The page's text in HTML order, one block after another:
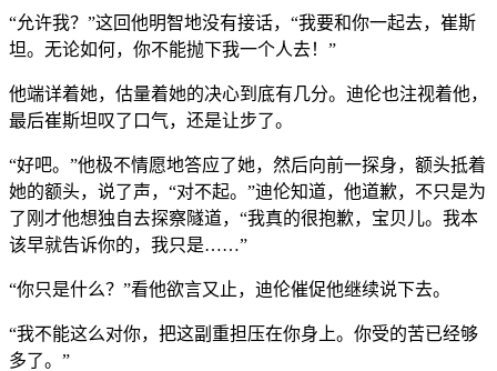
“允许我？”这回他明智地没有接话，“我要和你一起去，崔斯
坦。无论如何，你不能抛下我一个人去！”
他端详着她，估量着她的决心到底有几分。迪伦也注视着他，
最后崔斯坦叹了口气，还是让步了。
“好吧。”他极不情愿地答应了她，然后向前一探身，额头抵着
她的额头，说了声，“对不起。”迪伦知道，他道歉，不只是为
了刚才他想独自去探察隧道，“我真的很抱歉，宝贝儿。我本
该早就告诉你的，我只是……”
“你只是什么？”看他欲言又止，迪伦催促他继续说下去。
“我不能这么对你，把这副重担压在你身上。你受的苦已经够
多了。”